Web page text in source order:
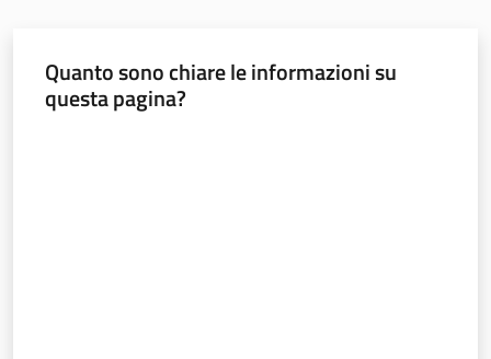
Quanto sono chiare le informazioni su
questa pagina?